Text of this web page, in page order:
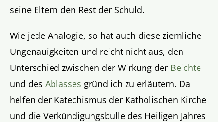
seine Eltern den Rest der Schuld.
Wie jede Analogie, so hat auch diese ziemliche
Ungenauigkeiten und reicht nicht aus, den
Unterschied zwischen der Wirkung der Beichte
und des Ablasses gründlich zu erläutern. Da
helfen der Katechismus der Katholischen Kirche
und die Verkündigungsbulle des Heiligen Jahres